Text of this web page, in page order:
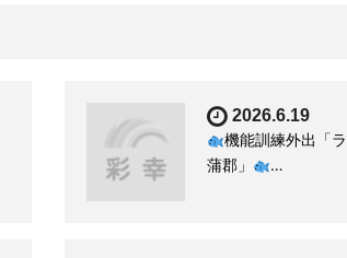
2026.6.19
機能訓練外出「
蒲郡」
…